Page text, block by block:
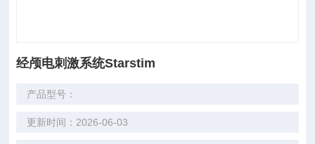
经颅电刺激系统Starstim
产品型号：
更新时间：2026-06-03